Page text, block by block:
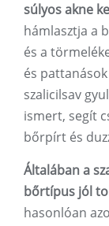
súlyos akne
hámlasztja a
és a
és
szalicilsav
ismert, segít
bőrpírt és
Általában a
bőrtípus jól
hasonlóan